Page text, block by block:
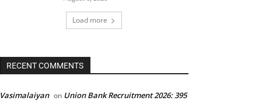
Load more
RECENT COMMENTS
Vasimalaiyan on Union Bank Recruitment 2026: 395